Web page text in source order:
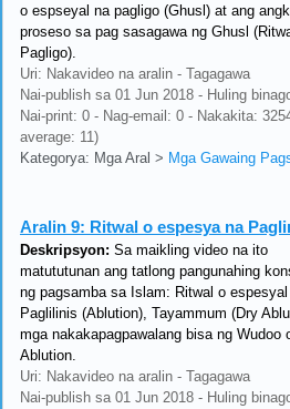
o espseyal na pagligo (Ghusl) at ang
proseso sa pag sasagawa ng Ghusl
Pagligo).
Uri: Nakavideo na aralin - Tagagawa
Nai-publish sa 01 Jun 2018 - Huling
Nai-print: 0 - Nag-email: 0 - Nakakita:
average: 11)
Kategorya: Mga Aral > Mga Gawaing
Aralin 9: Ritwal o espesya na
Deskripsyon: Sa maikling video na ito
matututunan ang tatlong pangunahing
ng pagsamba sa Islam: Ritwal o
Paglilinis (Ablution), Tayammum (Dry
mga nakakapagpawalang bisa ng Wudoo
Ablution.
Uri: Nakavideo na aralin - Tagagawa
Nai-publish sa 01 Jun 2018 - Huling